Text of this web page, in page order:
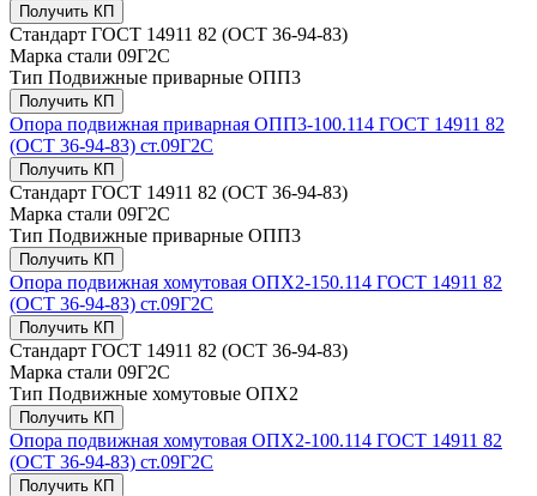
Получить КП
Стандарт ГОСТ 14911 82 (ОСТ 36-94-83)
Марка стали 09Г2С
Тип Подвижные приварные ОПП3
Получить КП
Опора подвижная приварная ОПП3-100.114 ГОСТ 14911 82
(ОСТ 36-94-83) ст.09Г2С
Получить КП
Стандарт ГОСТ 14911 82 (ОСТ 36-94-83)
Марка стали 09Г2С
Тип Подвижные приварные ОПП3
Получить КП
Опора подвижная хомутовая ОПХ2-150.114 ГОСТ 14911 82
(ОСТ 36-94-83) ст.09Г2С
Получить КП
Стандарт ГОСТ 14911 82 (ОСТ 36-94-83)
Марка стали 09Г2С
Тип Подвижные хомутовые ОПХ2
Получить КП
Опора подвижная хомутовая ОПХ2-100.114 ГОСТ 14911 82
(ОСТ 36-94-83) ст.09Г2С
Получить КП